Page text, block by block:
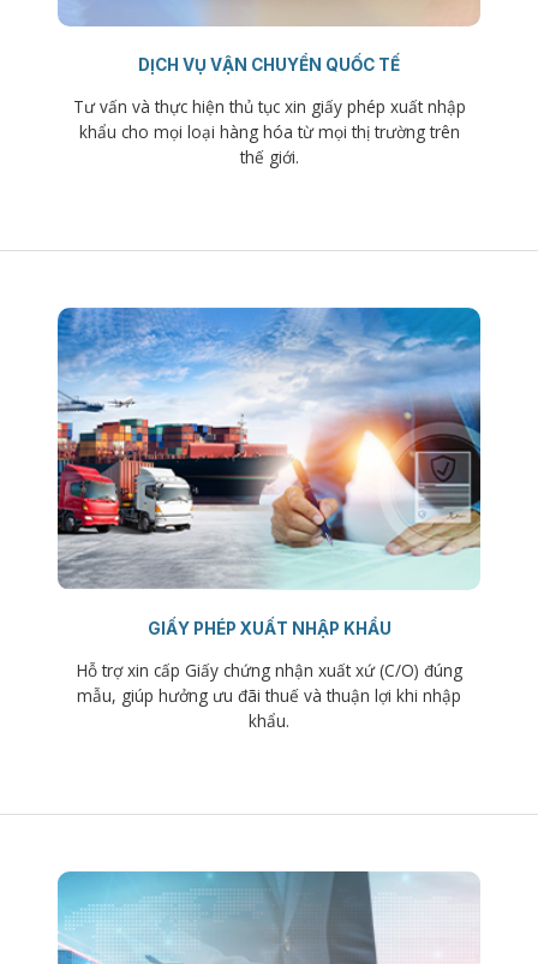
DỊCH VỤ VẬN CHUYỂN QUỐC TẾ
Tư vấn và thực hiện thủ tục xin giấy phép xuất nhập
khẩu cho mọi loại hàng hóa từ mọi thị trường trên
thế giới.
GIẤY PHÉP XUẤT NHẬP KHẨU
Hỗ trợ xin cấp Giấy chứng nhận xuất xứ (C/O) đúng
mẫu, giúp hưởng ưu đãi thuế và thuận lợi khi nhập
khẩu.